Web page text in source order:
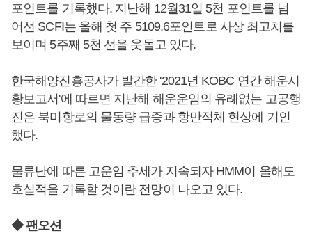
포인트를 기록했다. 지난해 12월31일 5천 포인트를 넘
어선 SCFI는 올해 첫 주 5109.6포인트로 사상 최고치를
보이며 5주째 5천 선을 웃돌고 있다.
한국해양진흥공사가 발간한 '2021년 KOBC 연간 해운시
황보고서'에 따르면 지난해 해운운임의 유례없는 고공행
진은 북미항로의 물동량 급증과 항만적체 현상에 기인
했다.
물류난에 따른 고운임 추세가 지속되자 HMM이 올해도
호실적을 기록할 것이란 전망이 나오고 있다.
◆ 팬오션